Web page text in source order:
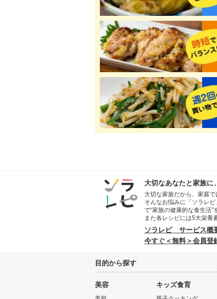
大切なあなたと家族に
大切な家族だから、家庭
そんなお悩みに「ソラレ
で“家族の健康的な食生活”
また各レシピには5大栄養
ソラレピ サービス概
今すぐ＜無料＞会員登
目的から探す
美容 キッズ食育